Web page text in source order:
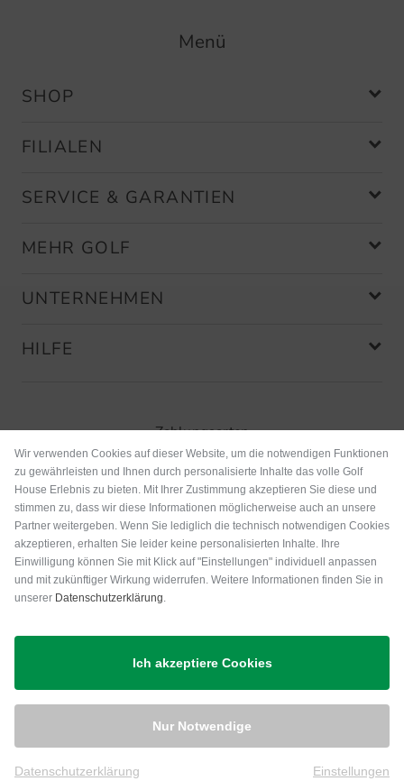
Menü
SHOP
FILIALEN
SERVICE & GARANTIEN
MEHR GOLF
UNTERNEHMEN
HILFE
Zahlungsarten
Versand
Wir verwenden Cookies auf dieser Website, um die notwendigen Funktionen
zu gewährleisten und Ihnen durch personalisierte Inhalte das volle Golf
House Erlebnis zu bieten. Mit Ihrer Zustimmung akzeptieren Sie diese und
stimmen zu, dass wir diese Informationen möglicherweise auch an unsere
Partner weitergeben. Wenn Sie lediglich die technisch notwendigen Cookies
akzeptieren, erhalten Sie leider keine personalisierten Inhalte. Ihre
Einwilligung können Sie mit Klick auf "Einstellungen" individuell anpassen
und mit zukünftiger Wirkung widerrufen. Weitere Informationen finden Sie in
unserer Datenschutzerklärung.
Ich akzeptiere Cookies
Nur Notwendige
Datenschutzerklärung Einstellungen